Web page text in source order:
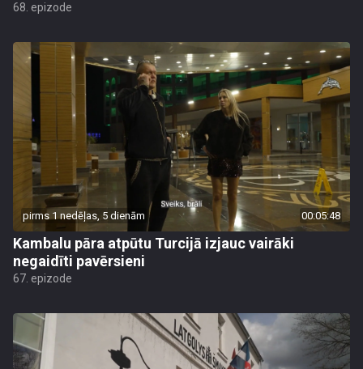
68. epizode
pirms 1 nedēļas, 5 dienām 00:05:48
Kambalu pāra atpūtu Turcijā izjauc vairāki
negaidīti pavērsieni
67. epizode